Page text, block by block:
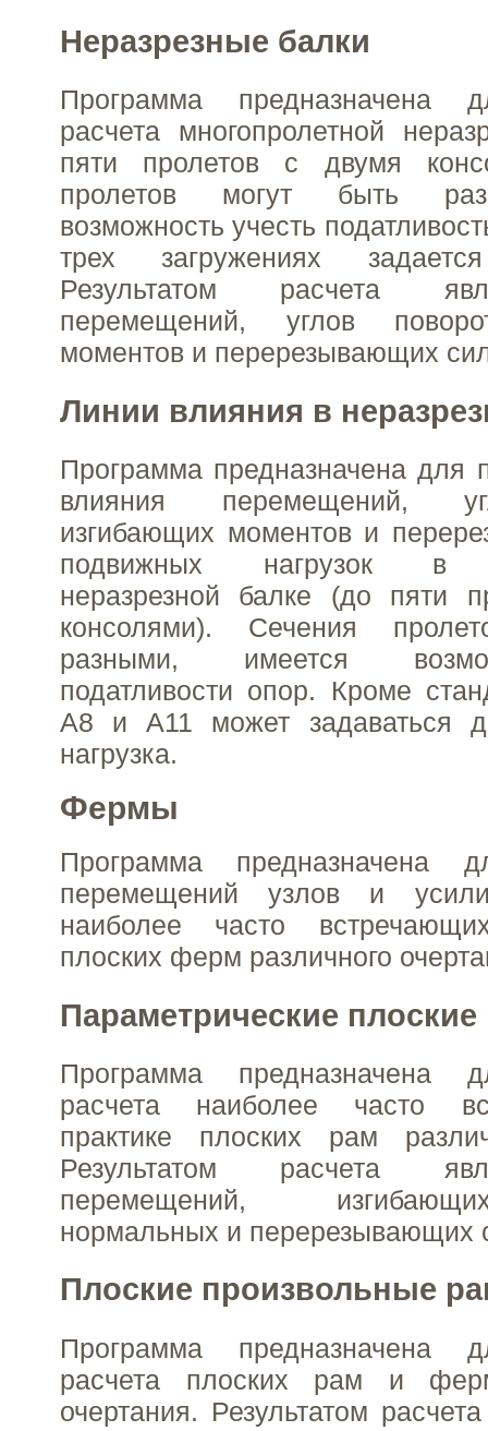
Неразрезные балки
Программа предназначена
расчета многопролетной
пяти пролетов с двумя
пролетов могут быть
возможность учесть
трех загружениях
Результатом расчета
перемещений, углов
моментов и перерезывающих
Линии влияния в
Программа предназначена для
влияния перемещений,
изгибающих моментов и
подвижных нагрузок в
неразрезной балке (до пяти
консолями). Сечения
разными, имеется
податливости опор. Кроме
А8 и А11 может задаваться
нагрузка.
Фермы
Программа предназначена
перемещений узлов и
наиболее часто
плоских ферм различного
Параметрические
Программа предназначена
расчета наиболее часто
практике плоских рам
Результатом расчета
перемещений,
нормальных и перерезывающих
Плоские произвольные
Программа предназначена
расчета плоских рам и
очертания. Результатом